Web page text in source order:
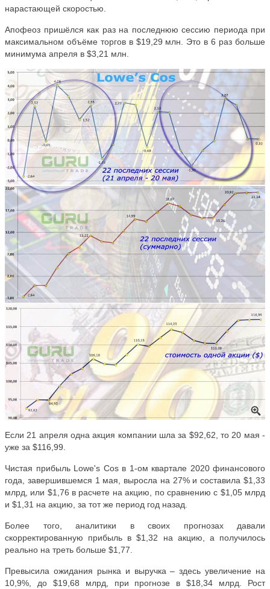
нарастающей скоростью.
Апофеоз пришёлся как раз на последнюю сессию периода при
максимальном объёме торгов в $19,29 млн. Это в 6 раз больше
минимума апреля в $3,21 млн.
Если 21 апреля одна акция компании шла за $92,62, то 20 мая -
уже за $116,99.
Чистая прибыль Lowe's Cos в 1-ом квартале 2020 финансового
года, завершившемся 1 мая, выросла на 27% и составила $1,33
млрд, или $1,76 в расчете на акцию, по сравнению с $1,05 млрд
и $1,31 на акцию, за тот же период год назад.
Более того, аналитики в своих прогнозах давали
скорректированную прибыль в $1,32 на акцию, а получилось
реально на треть больше $1,77.
Превысила ожидания рынка и выручка – здесь увеличение на
10,9%, до $19,68 млрд, при прогнозе в $18,34 млрд. Рост